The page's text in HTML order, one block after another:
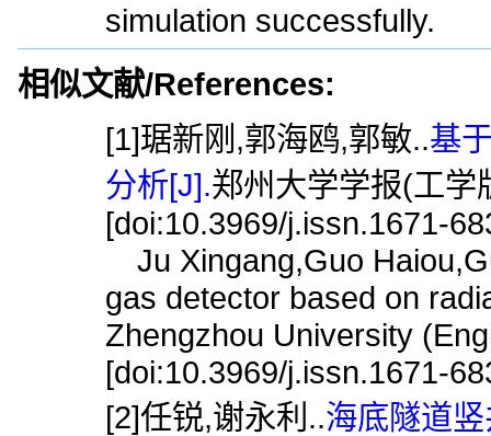
simulation successfully.
相似文献/References:
[1]琚新刚,郭海鸥,郭敏..基
分析[J].郑州大学学报(工学
[doi:10.3969/j.issn.1671-
Ju Xingang,Guo
gas detector based on
Zhengzhou University
[doi:10.3969/j.issn.1671-
[2]任锐,谢永利..海底隧道